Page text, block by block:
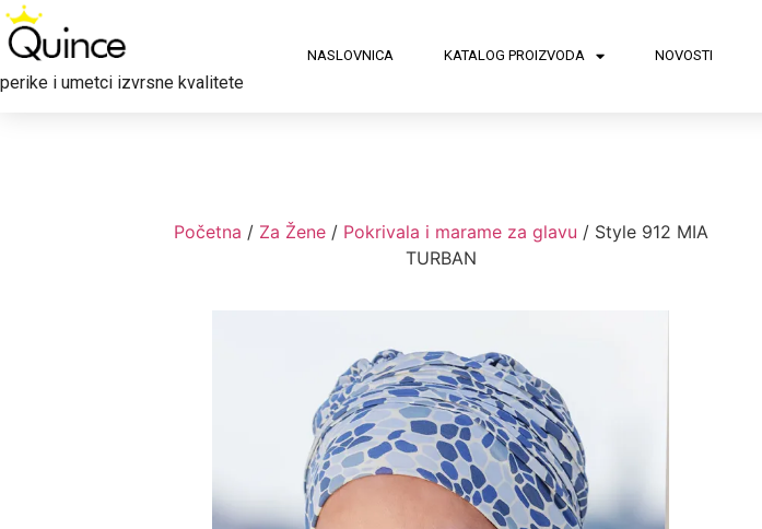
perike i umetci izvrsne kvalitete
NASLOVNICA KATALOG PROIZVODA NOVOSTI
Početna / Za Žene/ Pokrivala i marame za glavu / Style 912 MIA
TURBAN